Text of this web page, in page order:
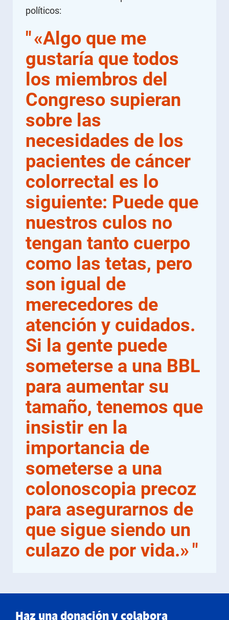
políticos:
"«Algo que me
gustaría que todos
los miembros del
Congreso supieran
sobre las
necesidades de los
pacientes de cáncer
colorrectal es lo
siguiente: Puede que
nuestros culos no
tengan tanto cuerpo
como las tetas, pero
son igual de
merecedores de
atención y cuidados.
Si la gente puede
someterse a una BBL
para aumentar su
tamaño, tenemos que
insistir en la
importancia de
someterse a una
colonoscopia precoz
para asegurarnos de
que sigue siendo un
culazo de por vida.»"
Haz una donación y colabora